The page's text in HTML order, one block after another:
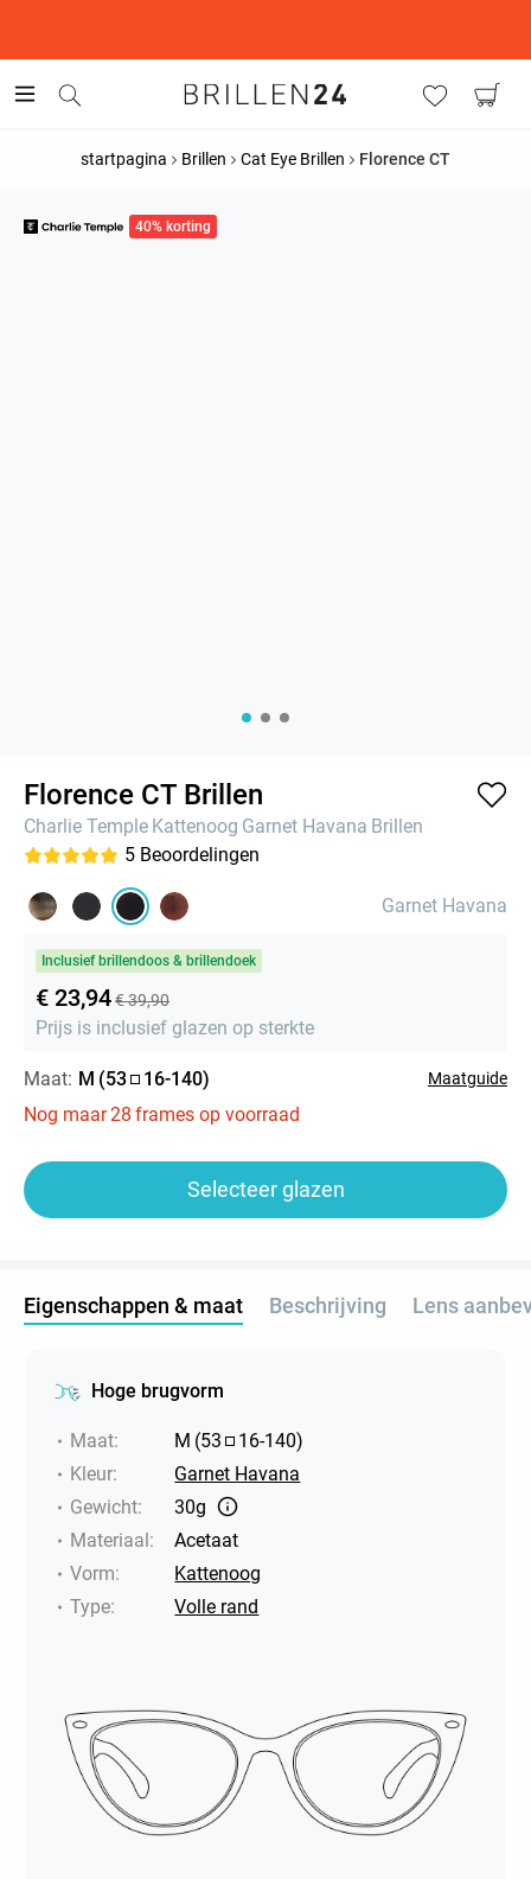
startpagina Brillen Cat Eye Brillen Florence CT
40% korting
Florence CT Brillen
Charlie Temple Kattenoog Garnet Havana Brillen
5 Beoordelingen
Garnet Havana
Inclusief brillendoos & brillendoek
€ 23,94€ 39,90
Prijs is inclusief glazen op sterkte
Maat: M (53 16-140) Maatguide
Nog maar28 frames op voorraad
Selecteer glazen
Eigenschappen & maat Beschrijving Lens
Hoge brugvorm
Maat: M (53 16-140)
Kleur:
Garnet Havana
Gewicht:
30g
Materiaal:
Acetaat
Vorm:
Kattenoog
Type: Volle rand